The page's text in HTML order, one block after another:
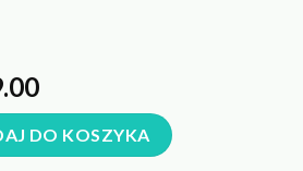
DO KOSZYKA